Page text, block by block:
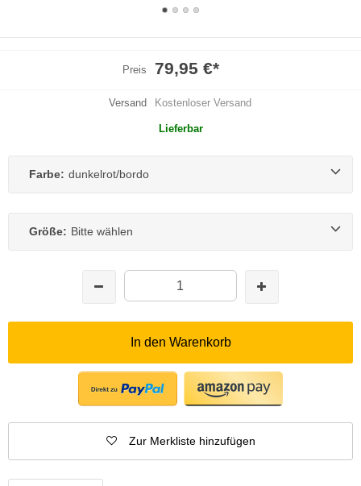
Preis 79,95 €*
Versand Kostenloser Versand
Lieferbar
Farbe: dunkelrot/bordo
Größe: Bitte wählen
In den Warenkorb
Zur Merkliste hinzufügen